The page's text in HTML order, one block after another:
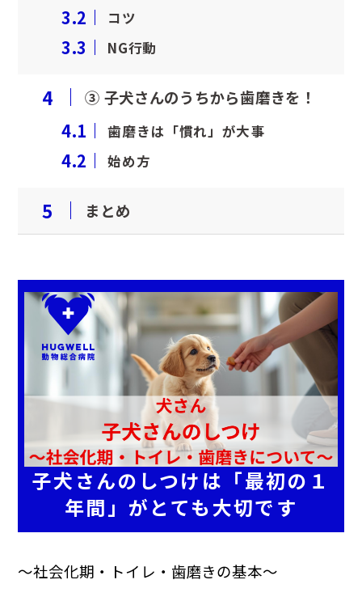
整形外科
耳科・皮膚科 循環器科
神経科
消化器科
避妊・去勢手術 予防ワクチン
3.2 コツ
3.3 NG行動
4 ③ 子犬さんのうちから歯磨きを！
4.1 歯磨きは「慣れ」が大事
4.2 始め方
5 まとめ
子犬さんのしつけは「最初の１
年間」がとても大切です
～社会化期・トイレ・歯磨きの基本～